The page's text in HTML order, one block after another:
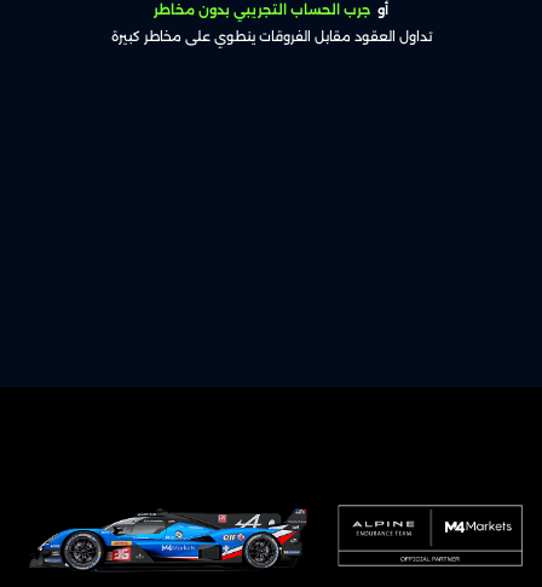
أو جرب الحساب التجريبي بدون مخاطر
تداول العقود مقابل الفروقات ينطوي على مخاطر كبيرة